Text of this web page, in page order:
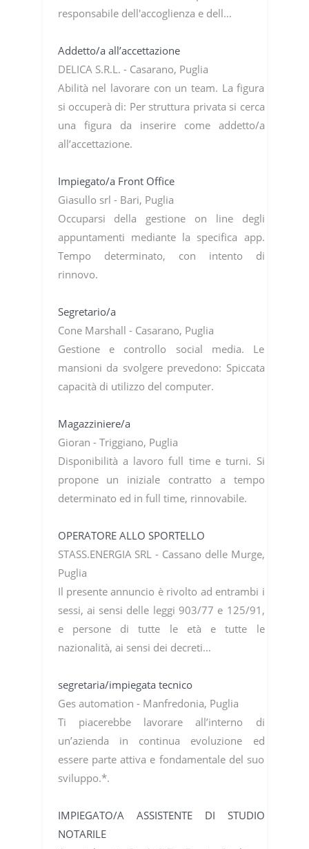
responsabile dell'accoglienza e dell…
Addetto/a all’accettazione
DELICA S.R.L. - Casarano, Puglia
Abilità nel lavorare con un team. La figura
si occuperà di: Per struttura privata si cerca
una figura da inserire come addetto/a
all’accettazione.
Impiegato/a Front Office
Giasullo srl - Bari, Puglia
Occuparsi della gestione on line degli
appuntamenti mediante la specifica app.
Tempo determinato, con intento di
rinnovo.
Segretario/a
Cone Marshall - Casarano, Puglia
Gestione e controllo social media. Le
mansioni da svolgere prevedono: Spiccata
capacità di utilizzo del computer.
Magazziniere/a
Gioran - Triggiano, Puglia
Disponibilità a lavoro full time e turni. Si
propone un iniziale contratto a tempo
determinato ed in full time, rinnovabile.
OPERATORE ALLO SPORTELLO
STASS.ENERGIA SRL - Cassano delle Murge,
Puglia
Il presente annuncio è rivolto ad entrambi i
sessi, ai sensi delle leggi 903/77 e 125/91,
e persone di tutte le età e tutte le
nazionalità, ai sensi dei decreti…
segretaria/impiegata tecnico
Ges automation - Manfredonia, Puglia
Ti piacerebbe lavorare all’interno di
un’azienda in continua evoluzione ed
essere parte attiva e fondamentale del suo
sviluppo.*.
IMPIEGATO/A ASSISTENTE DI STUDIO
NOTARILE